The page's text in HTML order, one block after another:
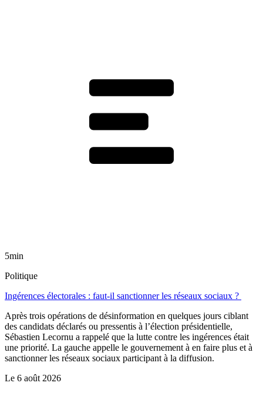
5min
Politique
Ingérences électorales : faut-il sanctionner les réseaux sociaux ?
Après trois opérations de désinformation en quelques jours ciblant
des candidats déclarés ou pressentis à l’élection présidentielle,
Sébastien Lecornu a rappelé que la lutte contre les ingérences était
une priorité. La gauche appelle le gouvernement à en faire plus et à
sanctionner les réseaux sociaux participant à la diffusion.
Le 6 août 2026